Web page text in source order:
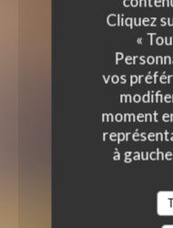
Cliquez
«
vos
moment
à